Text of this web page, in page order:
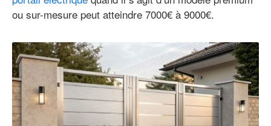
ou sur-mesure peut atteindre 7000€ à 9000€.